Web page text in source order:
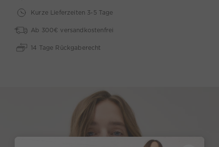
Kurze Lieferzeiten 3-5 Tage
Ab 300€ versandkostenfrei
14 Tage Rückgaberecht